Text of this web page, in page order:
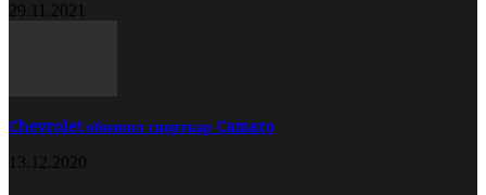
29.11.2021
Chevrolet обновил спорткар Camaro
13.12.2020